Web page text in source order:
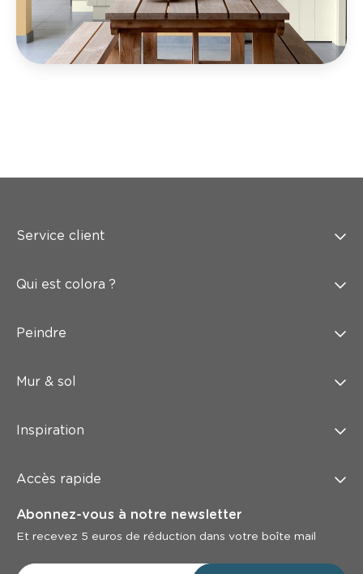
Service client
Qui est colora ?
Peindre
Mur & sol
Inspiration
Accès rapide
Abonnez-vous à notre newsletter
Et recevez 5 euros de réduction dans votre boîte mail